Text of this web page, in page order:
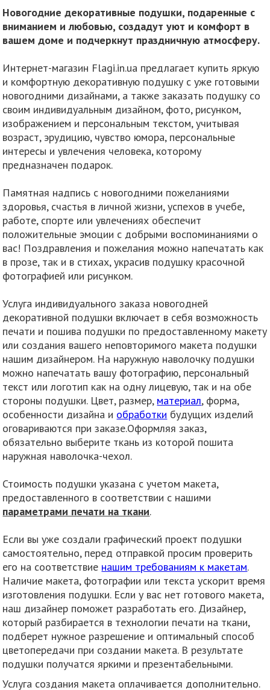
Новогодние декоративные подушки, подаренные с
вниманием и любовью, создадут уют и комфорт в
вашем доме и подчеркнут праздничную атмосферу.
Интернет-магазин Flagi.in.ua предлагает купить яркую
и комфортную декоративную подушку с уже готовыми
новогодними дизайнами, а также заказать подушку со
своим индивидуальным дизайном, фото, рисунком,
изображением и персональным текстом, учитывая
возраст, эрудицию, чувство юмора, персональные
интересы и увлечения человека, которому
предназначен подарок.
Памятная надпись с новогодними пожеланиями
здоровья, счастья в личной жизни, успехов в учебе,
работе, спорте или увлечениях обеспечит
положительные эмоции с добрыми воспоминаниями о
вас! Поздравления и пожелания можно напечатать как
в прозе, так и в стихах, украсив подушку красочной
фотографией или рисунком.
Услуга индивидуального заказа новогодней
декоративной подушки включает в себя возможность
печати и пошива подушки по предоставленному макету
или создания вашего неповторимого макета подушки
нашим дизайнером. На наружную наволочку подушки
можно напечатать вашу фотографию, персональный
текст или логотип как на одну лицевую, так и на обе
стороны подушки. Цвет, размер, материал, форма,
особенности дизайна и обработки будущих изделий
оговариваются при заказе.Оформляя заказ,
обязательно выберите ткань из которой пошита
наружная наволочка-чехол.
Стоимость подушки указана с учетом макета,
предоставленного в соответствии с нашими
параметрами печати на ткани.
Если вы уже создали графический проект подушки
самостоятельно, перед отправкой просим проверить
его на соответствие нашим требованиям к макетам.
Наличие макета, фотографии или текста ускорит время
изготовления подушки. Если у вас нет готового макета,
наш дизайнер поможет разработать его. Дизайнер,
который разбирается в технологии печати на ткани,
подберет нужное разрешение и оптимальный способ
цветопередачи при создании макета. В результате
подушки получатся яркими и презентабельными.
Услуга создания макета оплачивается дополнительно.